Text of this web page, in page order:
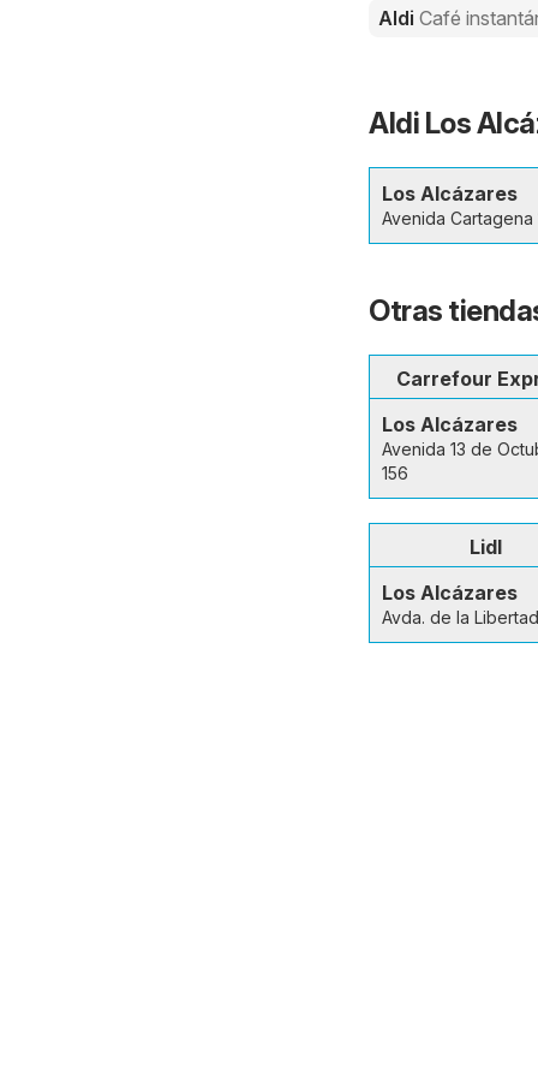
Aldi Café
Aldi Los
Los Alcázares
Avenida Cartagena
Otras
Carrefour
Los Alcázares
Avenida 13 de
156
Lidl
Los Alcázares
Avda. de la